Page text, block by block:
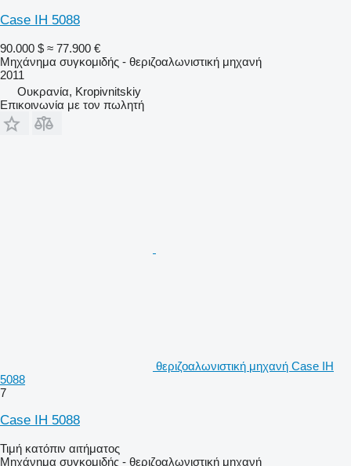
Case IH 5088
90.000 $ ≈ 77.900 €
Μηχάνημα συγκομιδής - θεριζοαλωνιστική μηχανή
2011
Ουκρανία, Kropivnitskiy
Επικοινωνία με τον πωλητή
θεριζοαλωνιστική μηχανή Case IH
5088
7
Case IH 5088
Τιμή κατόπιν αιτήματος
Μηχάνημα συγκομιδής - θεριζοαλωνιστική μηχανή